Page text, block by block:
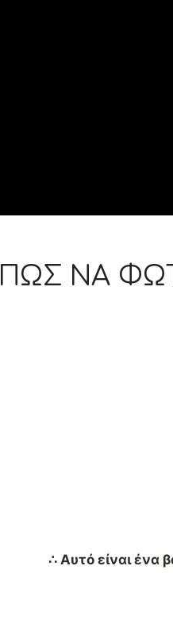
ΠΏΣ ΝΑ
∴ Αυτό είναι ένα